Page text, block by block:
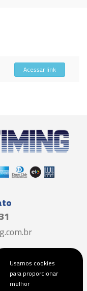
Acessar link
Solicite um Orçamento
Usamos cookies
para proporcionar
melhor